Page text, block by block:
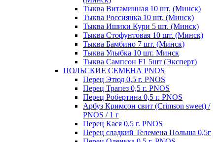
Тыква Витаминная 10 шт. (Минск)
Тыква Россиянка 10 шт. (Минск)
Тыква Ишики Кури 5 шт. (Минск)
Тыква Стофунтовая 10 шт. (Минск)
Тыква Бамбино 7 шт. (Минск)
Тыква Улыбка 10 шт. Минск
Тыква Сампсон F1 5шт (Эксперт)
ПОЛЬСКИЕ СЕМЕНА PNOS
Перец Этюд 0,5 г. PNOS
Перец Трапез 0,5 г. PNOS
Перец Робертина 0,5 г. PNOS
Арбуз Кримсон свит (Crimson sweet) /
PNOS / 1 г
Перец Кася 0,5 г. PNOS
Перец сладкий Телемена Польша 0,5г